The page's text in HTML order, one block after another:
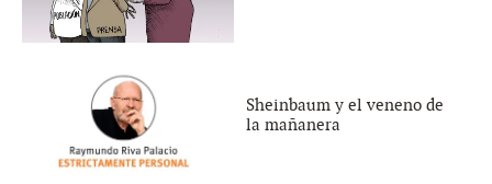
Sheinbaum y el veneno de
la mañanera